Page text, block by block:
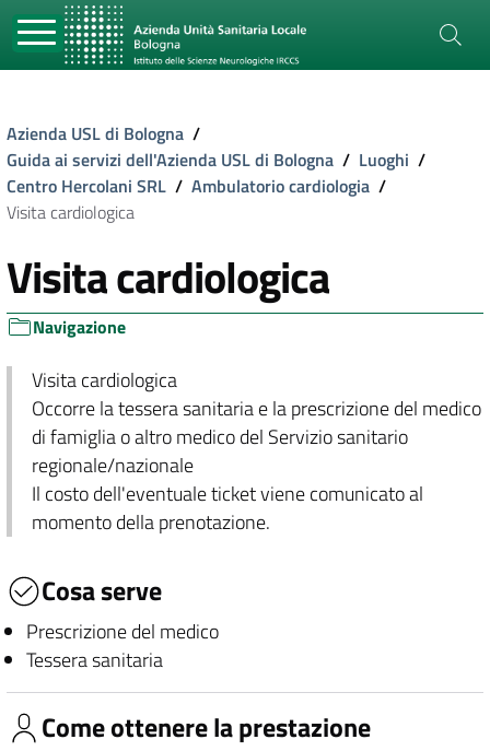
Azienda USL di Bologna /
Guida ai servizi dell'Azienda USL di Bologna / Luoghi /
Centro Hercolani SRL / Ambulatorio cardiologia /
Visita cardiologica
Visita cardiologica
Navigazione
Visita cardiologica
Occorre la tessera sanitaria e la prescrizione del medico
di famiglia o altro medico del Servizio sanitario
regionale/nazionale
Il costo dell'eventuale ticket viene comunicato al
momento della prenotazione.
Cosa serve
Prescrizione del medico
Tessera sanitaria
Come ottenere la prestazione